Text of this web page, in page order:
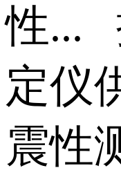
性...
定仪
震性